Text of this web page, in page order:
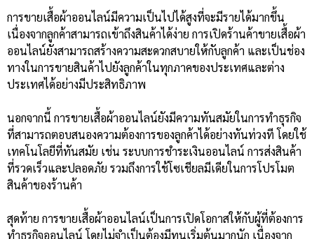
การขายเสื้อผ้าออนไลน์มีความเป็นไปได้สูงที่จะมีรายได้มากขึ้น
เนื่องจากลูกค้าสามารถเข้าถึงสินค้าได้ง่าย การเปิดร้านค้าขายเสื้อผ้า
ออนไลน์ยังสามารถสร้างความสะดวกสบายให้กับลูกค้า และเป็นช่อง
ทางในการขายสินค้าไปยังลูกค้าในทุกภาคของประเทศและต่าง
ประเทศได้อย่างมีประสิทธิภาพ
นอกจากนี้ การขายเสื้อผ้าออนไลน์ยังมีความทันสมัยในการทำธุรกิจ
ที่สามารถตอบสนองความต้องการของลูกค้าได้อย่างทันท่วงที โดยใช้
เทคโนโลยีที่ทันสมัย เช่น ระบบการชำระเงินออนไลน์ การส่งสินค้า
ที่รวดเร็วและปลอดภัย รวมถึงการใช้โซเชียลมีเดียในการโปรโมต
สินค้าของร้านค้า
สุดท้าย การขายเสื้อผ้าออนไลน์เป็นการเปิดโอกาสให้กับผู้ที่ต้องการ
ทำธุรกิจออนไลน์ โดยไม่จำเป็นต้องมีทุนเริ่มต้นมากนัก เนื่องจาก